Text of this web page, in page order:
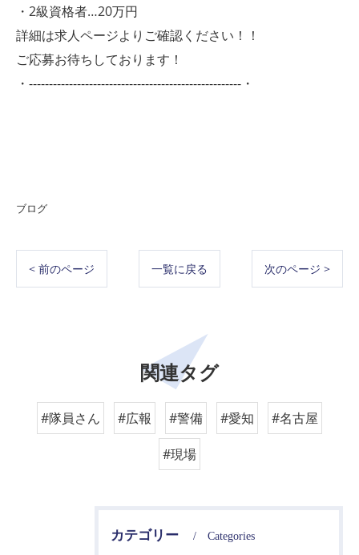
・2級資格者…20万円
詳細は求人ページよりご確認ください！！
ご応募お待ちしております！
・-----------------------------------------------------・
ブログ
< 前のページ 一覧に戻る 次のページ >
関連タグ
#隊員さん #広報 #警備 #愛知 #名古屋
#現場
カテゴリー Categories